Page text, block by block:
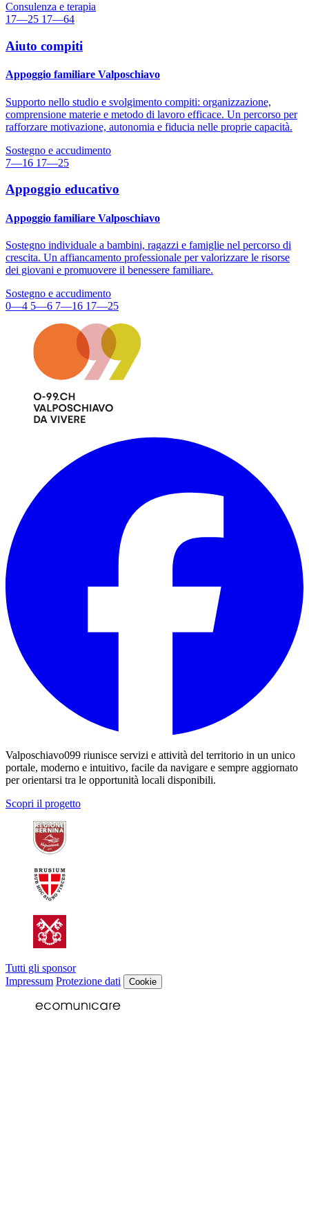
Consulenza e terapia
17—25 17—64
Aiuto compiti
Appoggio familiare Valposchiavo
Supporto nello studio e svolgimento compiti: organizzazione,
comprensione materie e metodo di lavoro efficace. Un percorso per
rafforzare motivazione, autonomia e fiducia nelle proprie capacità.
Sostegno e accudimento
7—16 17—25
Appoggio educativo
Appoggio familiare Valposchiavo
Sostegno individuale a bambini, ragazzi e famiglie nel percorso di
crescita. Un affiancamento professionale per valorizzare le risorse
dei giovani e promuovere il benessere familiare.
Sostegno e accudimento
0—4 5—6 7—16 17—25
Valposchiavo099 riunisce servizi e attività del territorio in un unico
portale, moderno e intuitivo, facile da navigare e sempre aggiornato
per orientarsi tra le opportunità locali disponibili.
Scopri il progetto
Tutti gli sponsor
Impressum Protezione dati Cookie